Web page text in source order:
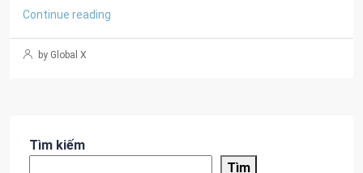
Continue reading
by Global X
Tìm kiếm
Tìm